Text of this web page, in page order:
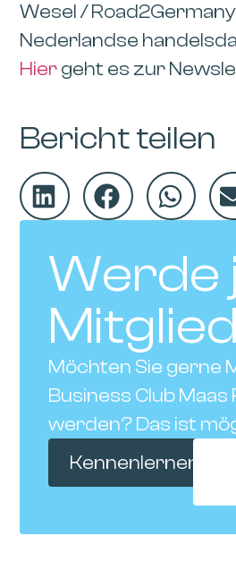
Wesel /
Nederlandse
Hier geht es zur
Bericht teilen
Werde
Möchten Sie gerne
Business Club Maas
werden? Das ist
Kennenlernen